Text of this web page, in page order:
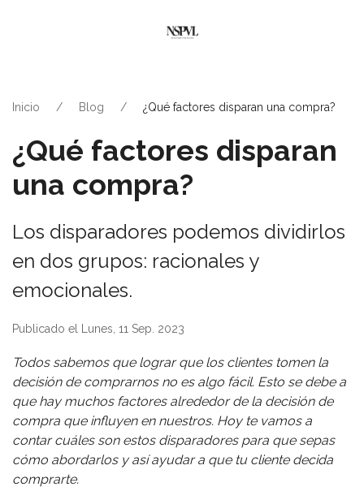
Inicio Blog ¿Qué factores disparan una compra?
¿Qué factores disparan
una compra?
Los disparadores podemos dividirlos
en dos grupos: racionales y
emocionales.
Publicado el Lunes, 11 Sep. 2023
Todos sabemos que lograr que los clientes tomen la
decisión de comprarnos no es algo fácil. Esto se debe a
que hay muchos factores alrededor de la decisión de
compra que influyen en nuestros. Hoy te vamos a
contar cuáles son estos disparadores para que sepas
cómo abordarlos y así ayudar a que tu cliente decida
comprarte.